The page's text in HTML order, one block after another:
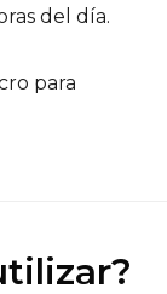
del día.
para